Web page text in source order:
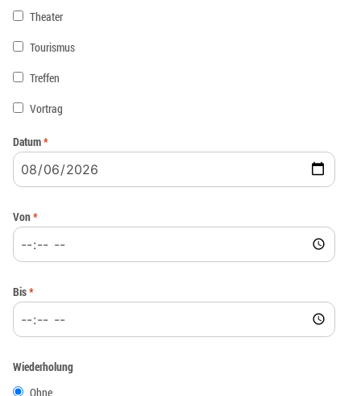
Theater
Tourismus
Treffen
Vortrag
Datum*
Von*
Bis*
Wiederholung
Ohne